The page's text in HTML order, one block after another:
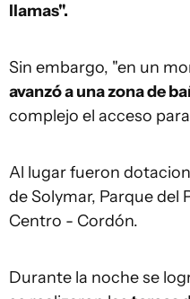
llamas".
Sin embargo, "en un
avanzó a una zona de
complejo el acceso
Al lugar fueron
de Solymar, Parque del
Centro - Cordón.
Durante la noche se